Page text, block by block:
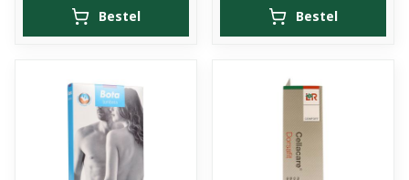
Bestel Bestel